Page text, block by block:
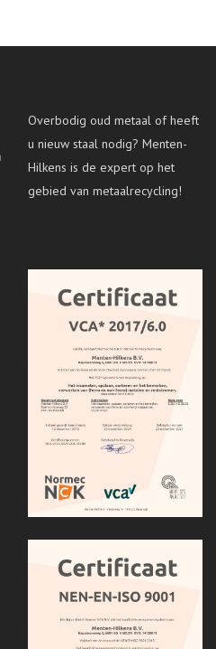
Overbodig oud metaal of heeft
u nieuw staal nodig? Menten-
Hilkens is de expert op het
gebied van metaalrecycling!